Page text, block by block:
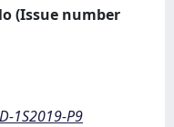
(Issue number
1S2019-P9